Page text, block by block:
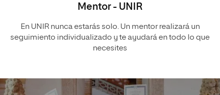
Mentor - UNIR
En UNIR nunca estarás solo. Un mentor realizará un
seguimiento individualizado y te ayudará en todo lo que
necesites